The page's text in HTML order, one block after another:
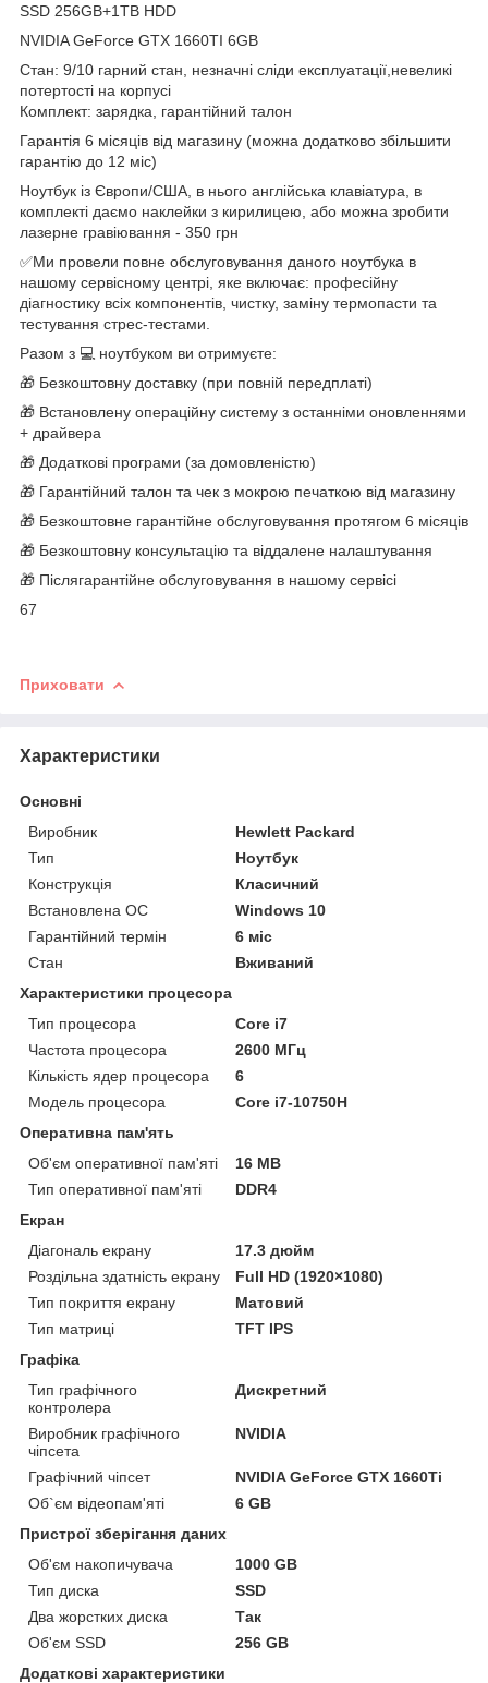
SSD 256GB+1TB HDD
NVIDIA GeForce GTX 1660TI 6GB
Стан: 9/10 гарний стан, незначні сліди експлуатації,невеликі
потертості на корпусі
Комплект: зарядка, гарантійний талон
Гарантія 6 місяців від магазину (можна додатково збільшити
гарантію до 12 міс)
Ноутбук із Європи/США, в нього англійська клавіатура, в
комплекті даємо наклейки з кирилицею, або можна зробити
лазерне гравіювання - 350 грн
✅Ми провели повне обслуговування даного ноутбука в
нашому сервісному центрі, яке включає: професійну
діагностику всіх компонентів, чистку, заміну термопасти та
тестування стрес-тестами.
Разом з 💻 ноутбуком ви отримуєте:
🎁 Безкоштовну доставку (при повній передплаті)
🎁 Встановлену операційну систему з останніми оновленнями
+ драйвера
🎁 Додаткові програми (за домовленістю)
🎁 Гарантійний талон та чек з мокрою печаткою від магазину
🎁 Безкоштовне гарантійне обслуговування протягом 6 місяців
🎁 Безкоштовну консультацію та віддалене налаштування
🎁 Післягарантійне обслуговування в нашому сервісі
67
Приховати
Характеристики
Основні
Виробник
Hewlett Packard
Тип
Ноутбук
Конструкція
Класичний
Встановлена ОС
Windows 10
Гарантійний термін
6 міс
Стан
Вживаний
Характеристики процесора
Тип процесора
Core i7
Частота процесора
2600 МГц
Кількість ядер процесора
6
Модель процесора
Core i7-10750H
Оперативна пам'ять
Об'єм оперативної пам'яті
16 MB
Тип оперативної пам'яті
DDR4
Екран
Діагональ екрану
17.3 дюйм
Роздільна здатність екрану
Full HD (1920×1080)
Тип покриття екрану
Матовий
Тип матриці
TFT IPS
Графіка
Тип графічного
контролера
Дискретний
Виробник графічного
чіпсета
NVIDIA
Графічний чіпсет
NVIDIA GeForce GTX 1660Ti
Об`єм відеопам'яті
6 GB
Пристрої зберігання даних
Об'єм накопичувача
1000 GB
Тип диска
SSD
Два жорстких диска
Так
Об'єм SSD
256 GB
Додаткові характеристики